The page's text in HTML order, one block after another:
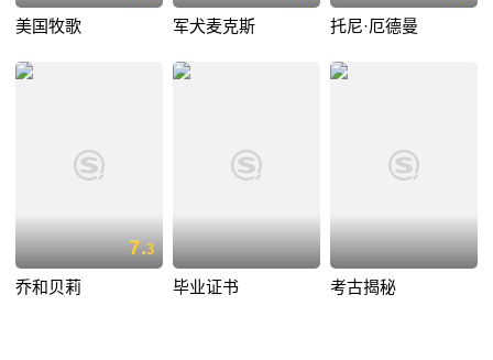
美国牧歌 军犬麦克斯 托尼·厄德曼
7.3
乔和贝莉 毕业证书 考古揭秘